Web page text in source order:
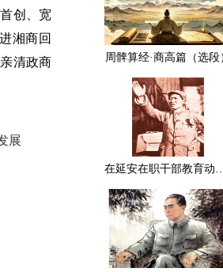
创、宽
湘商回
清政商
展
周髀算经·商高篇（选段
在延安在职干部教育动员大